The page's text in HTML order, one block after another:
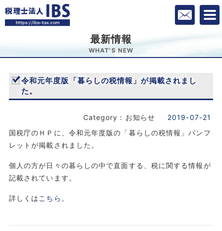
最新情報
WHAT'S NEW
令和元年度版「暮らしの税情報」が掲載されまし
た。
Category：お知らせ
2019-07-21
国税庁のＨＰに、令和元年度版の「暮らしの税情報」パンフ
レットが掲載されました。
個人の方が日々の暮らしの中で直面する、税に関する情報が
記載されています。
詳しくは こちら 。